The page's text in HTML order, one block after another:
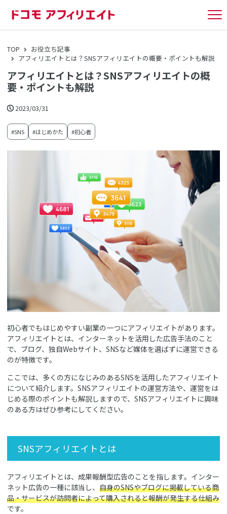
TOP
お役立ち記事
アフィリエイトとは？SNSアフィリエイトの概要・ポイントも解説
アフィリエイトとは？SNSアフィリエイトの概
要・ポイントも解説
2023/03/31
#SNS #はじめかた #初心者
初心者でもはじめやすい副業の一つにアフィリエイトがあります。
アフィリエイトとは、インターネットを活用した広告手法のこと
で、ブログ、独自Webサイト、SNSなど媒体を選ばずに運営できる
のが特徴です。
ここでは、多くの方になじみのあるSNSを活用したアフィリエイト
について紹介します。SNSアフィリエイトの運営方法や、運営をは
じめる際のポイントも解説しますので、SNSアフィリエイトに興味
のある方はぜひ参考にしてください。
SNSアフィリエイトとは
アフィリエイトとは、成果報酬型広告のことを指します。インター
ネット広告の一種に該当し、 自身のSNSやブログに掲載している商
品・サービスが訪問者によって購入されると報酬が発生する仕組み
です。